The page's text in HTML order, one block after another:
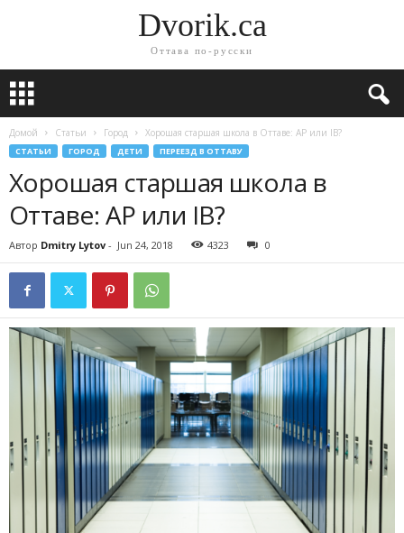
Dvorik.ca
Оттава по-русски
Домой Статьи Город Хорошая старшая школа в Оттаве: AP или IB?
СТАТЬИ ГОРОД ДЕТИ ПЕРЕЕЗД В ОТТАВУ
Хорошая старшая школа в
Оттаве: AP или IB?
Автор Dmitry Lytov - Jun 24, 2018 4323 0